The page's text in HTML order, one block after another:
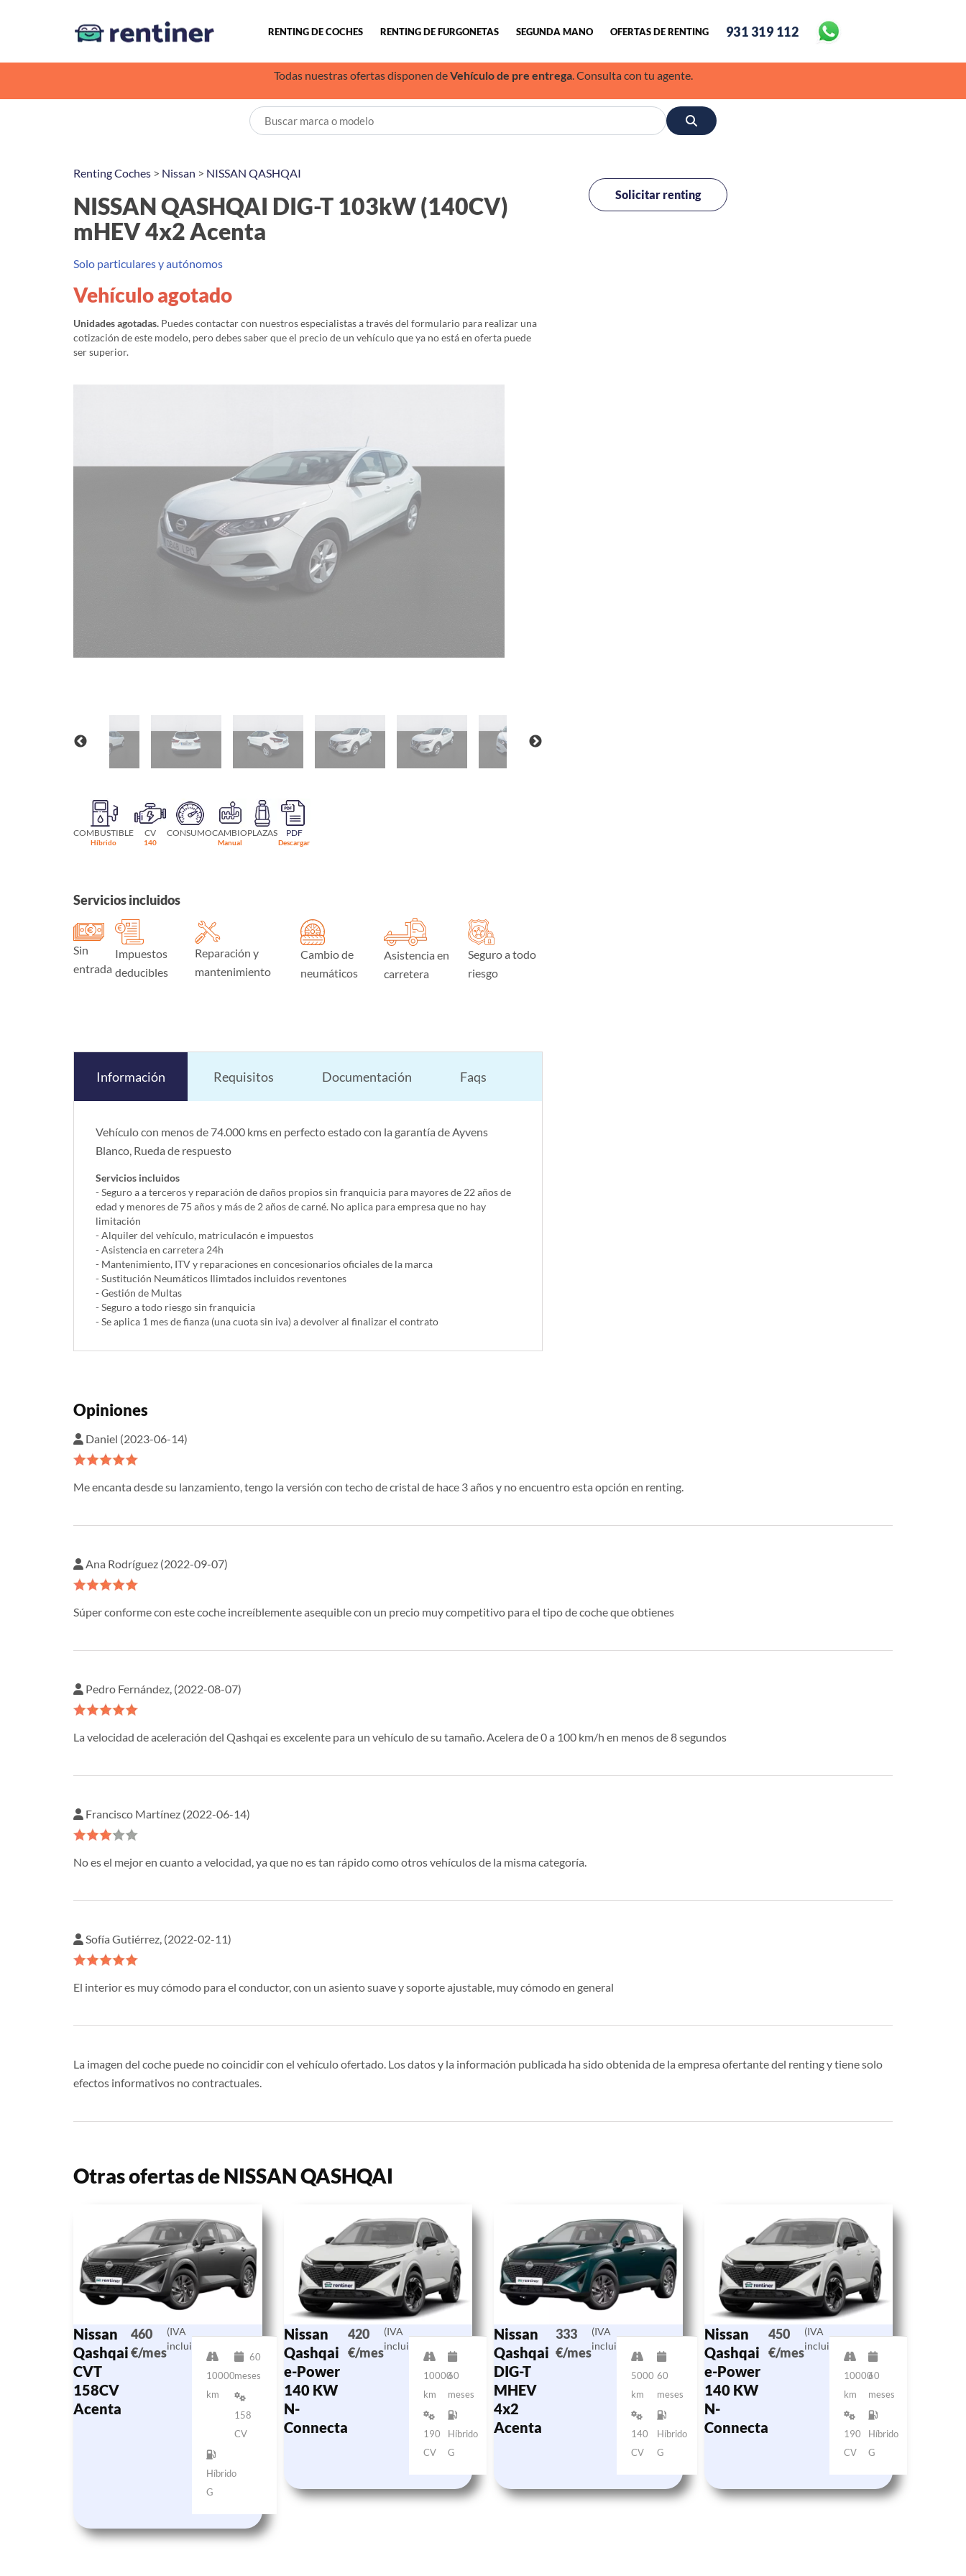
RENTING DE COCHES RENTING DE FURGONETAS SEGUNDA MANO OFERTAS DE RENTING 931 319 112
Todas nuestras ofertas disponen deVehículo de pre entrega. Consulta con tu agente.
Renting Coches > Nissan > NISSAN QASHQAI
NISSAN QASHQAI DIG-T 103kW (140CV)
mHEV 4x2 Acenta
Solo particulares y autónomos
Vehículo agotado
Unidades agotadas. Puedes contactar con nuestros especialistas a través del formulario para realizar una
cotización de este modelo, pero debes saber que el precio de un vehículo que ya no está en oferta puede
ser superior.
COMBUSTIBLE
Híbrido
CV
140
CONSUMOCAMBIO
Manual
PLAZAS PDF
Descargar
Servicios incluidos
Sin
entrada
Impuestos
deducibles
Reparación y
mantenimiento
Cambio de
neumáticos
Asistencia en
carretera
Seguro a todo
riesgo
Información Requisitos Documentación Faqs
Vehículo con menos de 74.000 kms en perfecto estado con la garantía de Ayvens
Blanco, Rueda de respuesto
Servicios incluidos
- Seguro a a terceros y reparación de daños propios sin franquicia para mayores de 22 años de
edad y menores de 75 años y más de 2 años de carné. No aplica para empresa que no hay
limitación
- Alquiler del vehí­culo, matriculacón e impuestos
- Asistencia en carretera 24h
- Mantenimiento, ITV y reparaciones en concesionarios oficiales de la marca
- Sustitución Neumáticos Ilimtados incluidos reventones
- Gestión de Multas
- Seguro a todo riesgo sin franquicia
- Se aplica 1 mes de fianza (una cuota sin iva) a devolver al finalizar el contrato
Solicitar renting
Opiniones
Daniel (2023-06-14)
Me encanta desde su lanzamiento, tengo la versión con techo de cristal de hace 3 años y no encuentro esta opción en renting.
Ana Rodríguez (2022-09-07)
Súper conforme con este coche increíblemente asequible con un precio muy competitivo para el tipo de coche que obtienes
Pedro Fernández, (2022-08-07)
La velocidad de aceleración del Qashqai es excelente para un vehículo de su tamaño. Acelera de 0 a 100 km/h en menos de 8 segundos
Francisco Martínez (2022-06-14)
No es el mejor en cuanto a velocidad, ya que no es tan rápido como otros vehículos de la misma categoría.
Sofía Gutiérrez, (2022-02-11)
El interior es muy cómodo para el conductor, con un asiento suave y soporte ajustable, muy cómodo en general
La imagen del coche puede no coincidir con el vehículo ofertado. Los datos y la información publicada ha sido obtenida de la empresa ofertante del renting y tiene solo
efectos informativos no contractuales.
Otras ofertas de NISSAN QASHQAI
Nissan
Qashqai
CVT
158CV
Acenta
460
€/mes
(IVA
incluido)
10000
km
60
meses
158
CV
Híbrido
G
Nissan
Qashqai
e-Power
140 KW
N-
Connecta
420
€/mes
(IVA
incluido)
10000
km
60
meses
190
CV
Híbrido
G
Nissan
Qashqai
DIG-T
MHEV
4x2
Acenta
333
€/mes
(IVA
incluido)
5000
km
60
meses
140
CV
Híbrido
G
Nissan
Qashqai
e-Power
140 KW
N-
Connecta
450
€/mes
(IVA
incluido)
10000
km
60
meses
190
CV
Híbrido
G